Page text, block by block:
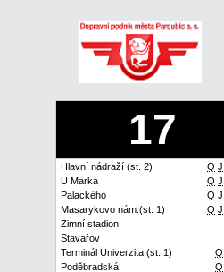
17
Hlavní nádraží (st. 2) Q J
U Marka
Q J
Palackého
Q J
Masarykovo nám.(st. 1)
Q J
Zimní stadion
Stavařov
Terminál Univerzita (st. 1)
Q
Poděbradská
Q